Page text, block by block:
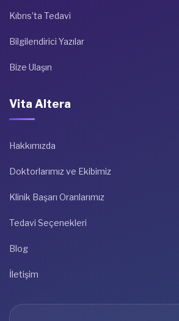
Kıbrıs’ta Tedavi
Bilgilendirici Yazılar
Bize Ulaşın
Vita Altera
Hakkımızda
Doktorlarımız ve Ekibimiz
Klinik Başarı Oranlarımız
Tedavi Seçenekleri
Blog
İletişim